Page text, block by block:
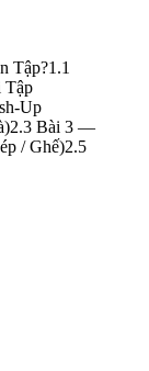
Tập?1.1
Tập
Up
Bài 3 —
/ Ghế)2.5